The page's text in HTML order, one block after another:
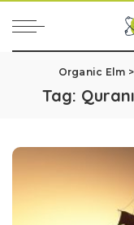
Organic Elm >
Tag: